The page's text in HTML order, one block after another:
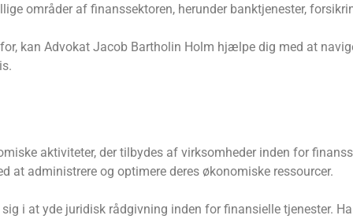
områder af finanssektoren, herunder banktjenester,
kan Advokat Jacob Bartholin Holm hjælpe dig med at
aktiviteter, der tilbydes af virksomheder inden for
at administrere og optimere deres økonomiske ressourcer.
i at yde juridisk rådgivning inden for finansielle tjenester.